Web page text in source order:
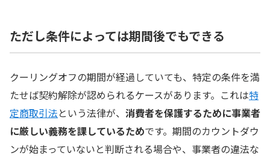
契約内容と解除の意思を明確に記載する
送信履歴や控えを残して証拠化する
クレジット契約は信販会社にも通知する
業者に連絡する前に専門機関へ相談する
クーリングオフ期間が過ぎたら自己判断せず早めに専門
家へ相談を
ただし条件によっては期間後でもできる
クーリングオフの期間が経過していても、特定の条件を満
たせば契約解除が認められるケースがあります。これは特
定商取引法という法律が、 消費者を保護するために事業者
に厳しい義務を課しているためです。期間のカウントダウ
ンが始まっていないと判断される場合や、事業者の違法な